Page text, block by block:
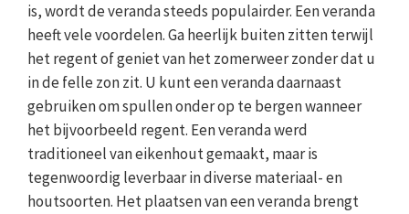
is, wordt de veranda steeds populairder. Een veranda
heeft vele voordelen. Ga heerlijk buiten zitten terwijl
het regent of geniet van het zomerweer zonder dat u
in de felle zon zit. U kunt een veranda daarnaast
gebruiken om spullen onder op te bergen wanneer
het bijvoorbeeld regent. Een veranda werd
traditioneel van eikenhout gemaakt, maar is
tegenwoordig leverbaar in diverse materiaal- en
houtsoorten. Het plaatsen van een veranda brengt